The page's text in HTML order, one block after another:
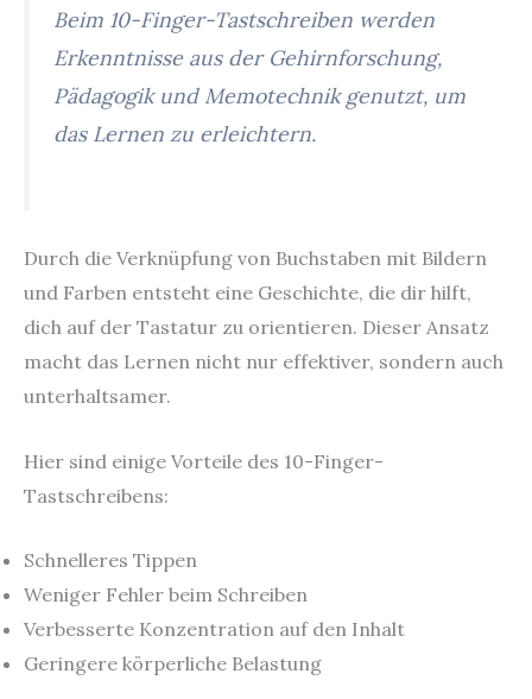
Beim 10-Finger-Tastschreiben werden
Erkenntnisse aus der Gehirnforschung,
Pädagogik und Memotechnik genutzt, um
das Lernen zu erleichtern.
Durch die Verknüpfung von Buchstaben mit Bildern
und Farben entsteht eine Geschichte, die dir hilft,
dich auf der Tastatur zu orientieren. Dieser Ansatz
macht das Lernen nicht nur effektiver, sondern auch
unterhaltsamer.
Hier sind einige Vorteile des 10-Finger-
Tastschreibens:
Schnelleres Tippen
Weniger Fehler beim Schreiben
Verbesserte Konzentration auf den Inhalt
Geringere körperliche Belastung